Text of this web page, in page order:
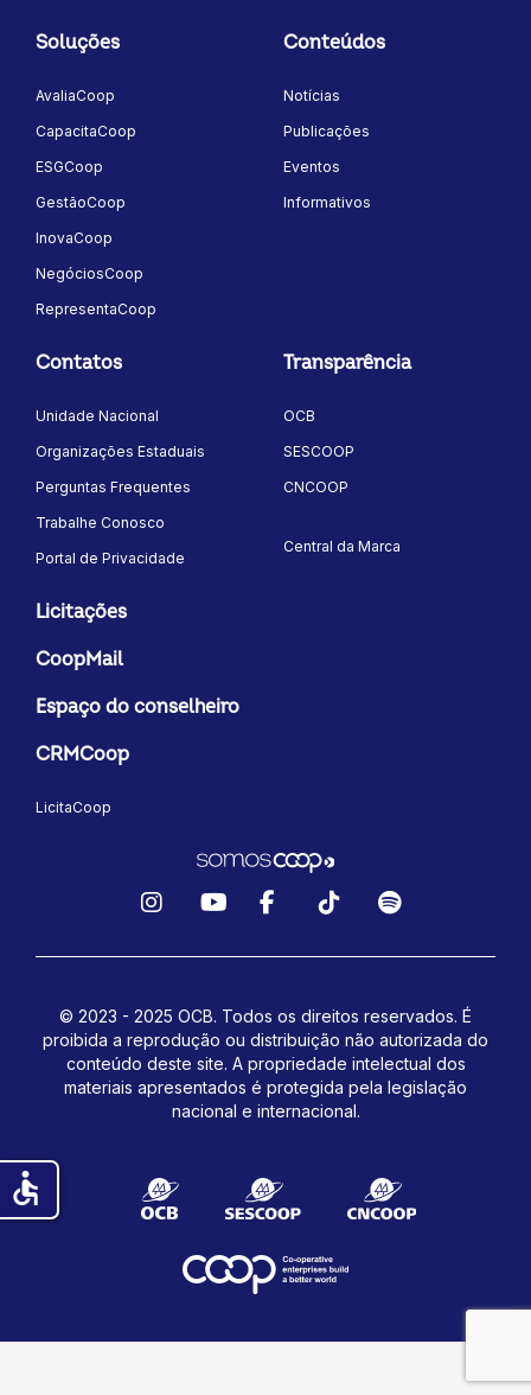
Soluções
AvaliaCoop
CapacitaCoop
ESGCoop
GestãoCoop
InovaCoop
NegóciosCoop
RepresentaCoop
Conteúdos
Notícias
Publicações
Eventos
Informativos
Contatos
Unidade Nacional
Organizações Estaduais
Perguntas Frequentes
Trabalhe Conosco
Portal de Privacidade
Transparência
OCB
SESCOOP
CNCOOP
Central da Marca
Licitações
CoopMail
Espaço do conselheiro
CRMCoop
LicitaCoop
© 2023 - 2025 OCB. Todos os direitos reservados. É
proibida a reprodução ou distribuição não autorizada do
conteúdo deste site. A propriedade intelectual dos
materiais apresentados é protegida pela legislação
nacional e internacional.
accessible